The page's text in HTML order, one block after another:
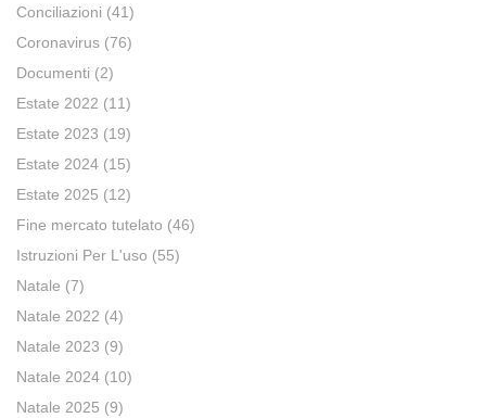
Conciliazioni (41)
Coronavirus (76)
Documenti (2)
Estate 2022 (11)
Estate 2023 (19)
Estate 2024 (15)
Estate 2025 (12)
Fine mercato tutelato (46)
Istruzioni Per L'uso (55)
Natale (7)
Natale 2022 (4)
Natale 2023 (9)
Natale 2024 (10)
Natale 2025 (9)